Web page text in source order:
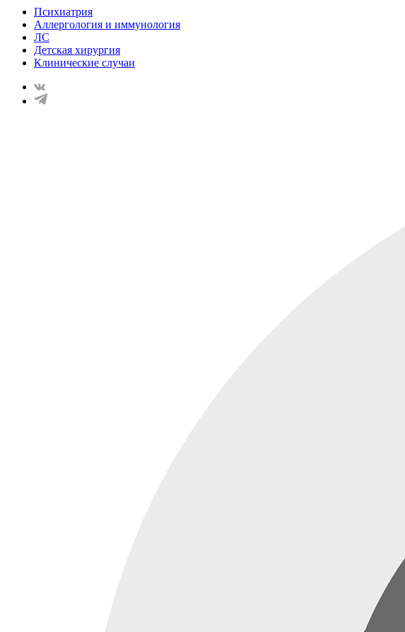
Психиатрия
Аллергология и иммунология
ЛС
Детская хирургия
Клинические случаи